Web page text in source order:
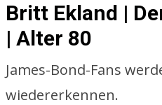
Britt Ekland |
| Alter 80
James-Bond-Fans
wiedererkennen.